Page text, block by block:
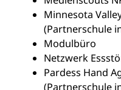
Minnesota
(Partnerschule
Modulbüro
Netzwerk
Pardess Hand
(Partnerschule